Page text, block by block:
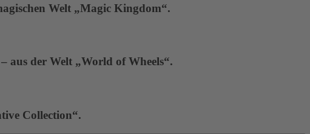
Welt „Magic Kingdom“.
aus der Welt „World of Wheels“.
Collection“.